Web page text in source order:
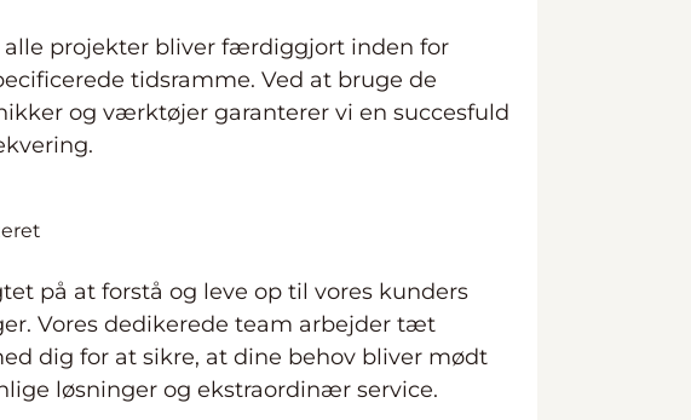
alle projekter bliver færdiggjort inden for
tidsramme. Ved at bruge de
og værktøjer garanterer vi en succesfuld
på at forstå og leve op til vores kunders
Vores dedikerede team arbejder tæt
dig for at sikre, at dine behov bliver mødt
løsninger og ekstraordinær service.